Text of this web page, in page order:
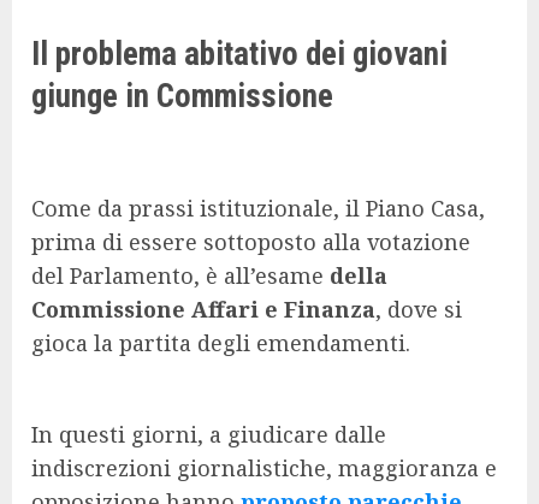
Il problema abitativo dei giovani
giunge in Commissione
Come da prassi istituzionale, il Piano Casa,
prima di essere sottoposto alla votazione
del Parlamento, è all’esame della
Commissione Affari e Finanza, dove si
gioca la partita degli emendamenti.
In questi giorni, a giudicare dalle
indiscrezioni giornalistiche, maggioranza e